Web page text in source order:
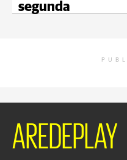
segunda
AREDEPLAY